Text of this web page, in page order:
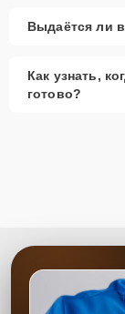
Выдаётся ли
Как узнать,
готово?